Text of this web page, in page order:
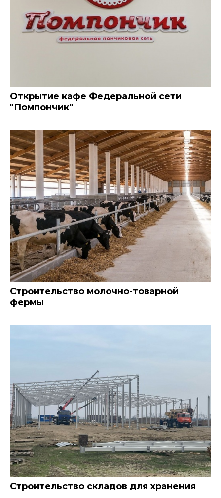
Открытие кафе Федеральной сети
"Помпончик"
Строительство молочно-товарной
фермы
Строительство складов для хранения